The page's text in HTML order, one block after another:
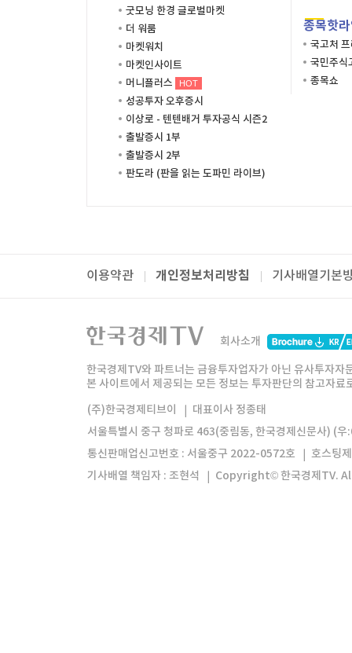
굿모닝 한경 글로벌마켓
더 워룸
마켓워치
마켓인사이트
머니플러스
HOT
성공투자 오후증시
이상로 - 텐텐배거 투자공식 시즌2
출발증시 1부
출발증시 2부
판도라 (판을 읽는 도파민 라이브)
종목핫
국고처
국민주식
종목쇼
이용약관 개인정보처리방침 기사배열기본
패밀리사이트
한국경제TV
한경미디어그룹 한국경제신문 한국경제
모바일앱 한국경제TV앱
회사소개
한국경제TV와 파트너는 금융투자업자가 아닌 유사투자
본 사이트에서 제공되는 모든 정보는 투자판단의 참고자
(주)한국경제티브이
대표이사 정종태
서울특별시 중구 청파로 463(중림동, 한국경제신문사) (
통신판매업신고번호 : 서울중구 2022-0572호
호스팅
기사배열 책임자 : 조현석
Copyright© 한국경제TV.